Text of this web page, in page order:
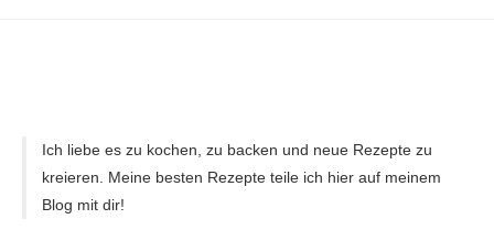
Ich liebe es zu kochen, zu backen und neue Rezepte zu
kreieren. Meine besten Rezepte teile ich hier auf meinem
Blog mit dir!